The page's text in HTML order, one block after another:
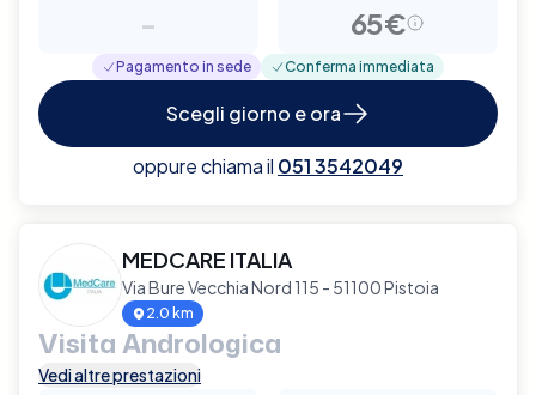
- 65€
Pagamento in sede Conferma immediata
Scegli giorno e ora
oppure chiama il 051 3542049
MEDCARE ITALIA
Via Bure Vecchia Nord 115 - 51100 Pistoia
2.0 km
Visita Andrologica
Vedi altre prestazioni